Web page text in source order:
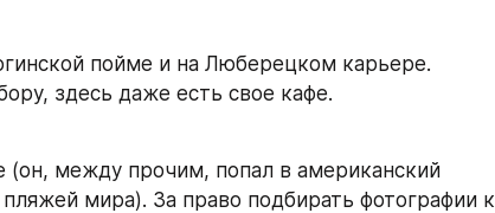
пойме и на Люберецком карьере.
здесь даже есть свое кафе.
между прочим, попал в американский
мира). За право подбирать фотографии к